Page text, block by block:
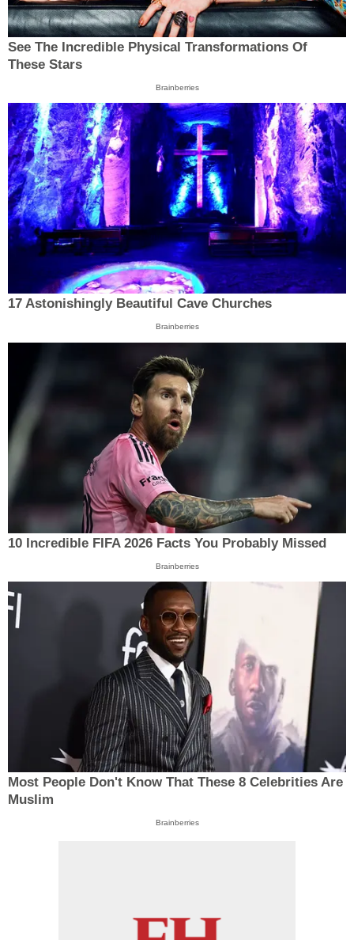
See The Incredible Physical Transformations Of
These Stars
Brainberries
17 Astonishingly Beautiful Cave Churches
Brainberries
10 Incredible FIFA 2026 Facts You Probably Missed
Brainberries
Most People Don't Know That These 8 Celebrities Are
Muslim
Brainberries